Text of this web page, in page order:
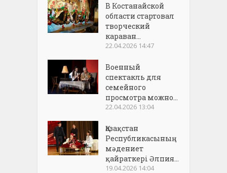
В Костанайской
области стартовал
творческий
караван...
22.04.2026 14:47
Военный
спектакль для
семейного
просмотра можно...
22.04.2026 13:04
Қазақстан
Республикасының
мәдениет
қайраткері Әлпия...
19.04.2026 14:04